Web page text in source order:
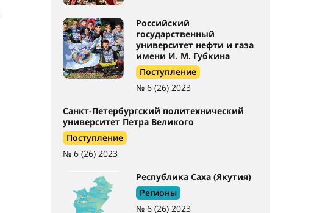
Российский
государственный
университет нефти и газа
имени И. М. Губкина
Поступление
№ 6 (26) 2023
Санкт-Петербургский политехнический
университет Петра Великого
Поступление
№ 6 (26) 2023
Республика Саха (Якутия)
Регионы
№ 6 (26) 2023